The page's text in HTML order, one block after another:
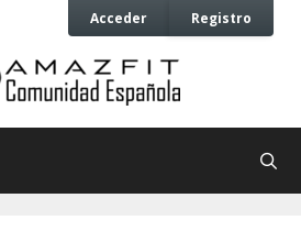
Acceder Registro